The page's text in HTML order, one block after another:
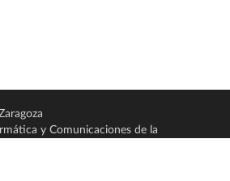
y Comunicaciones de la